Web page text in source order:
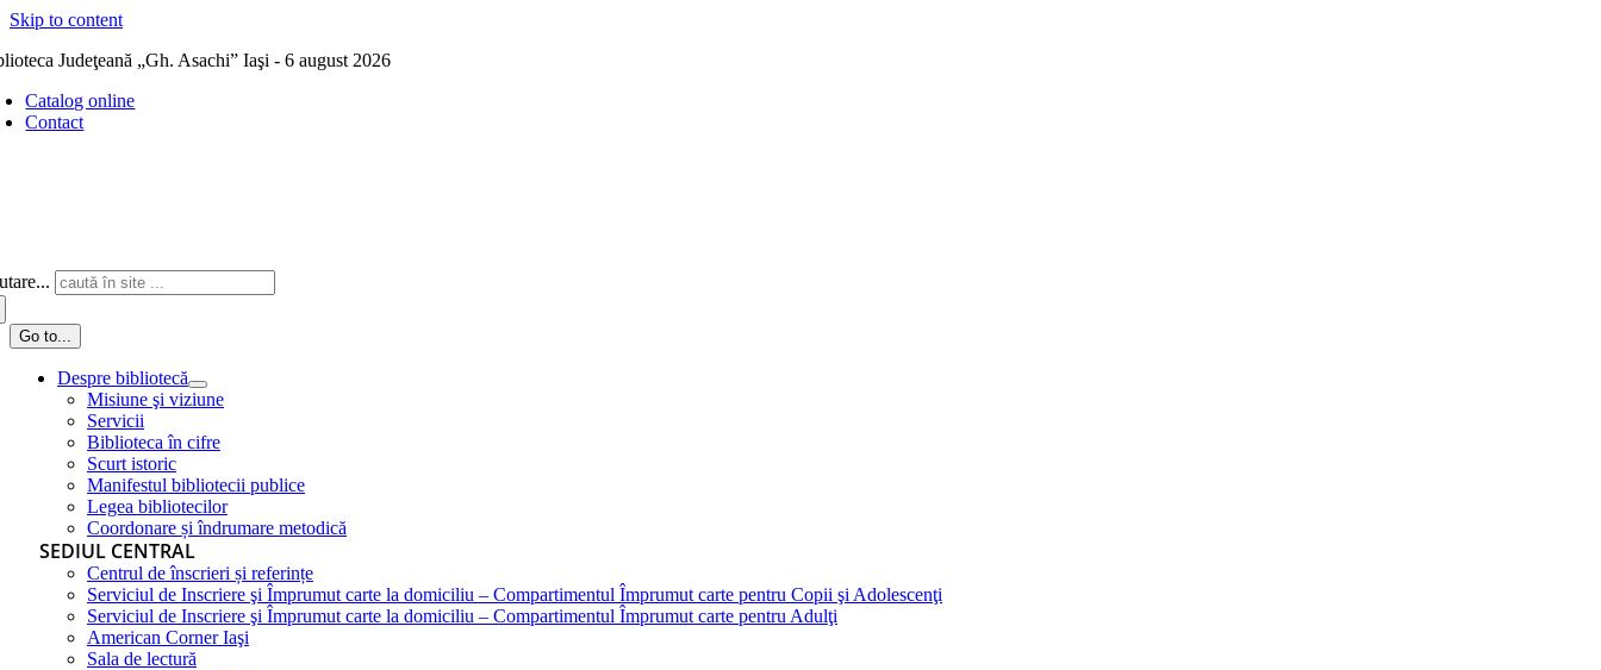
Skip to content
Judeţeană „Gh. Asachi” Iaşi - 6 august 2026
Catalog online
Contact
Go to...
Despre bibliotecă
Misiune şi viziune
Servicii
Biblioteca în cifre
Scurt istoric
Manifestul bibliotecii publice
Legea bibliotecilor
Coordonare și îndrumare metodică
SEDIUL CENTRAL
Centrul de înscrieri și referințe
Serviciul de Inscriere şi Împrumut carte la domiciliu – Compartimentul Împrumut carte pentru Copii şi Adolescenţi
Serviciul de Inscriere şi Împrumut carte la domiciliu – Compartimentul Împrumut carte pentru Adulţi
American Corner Iaşi
Sala de lectură